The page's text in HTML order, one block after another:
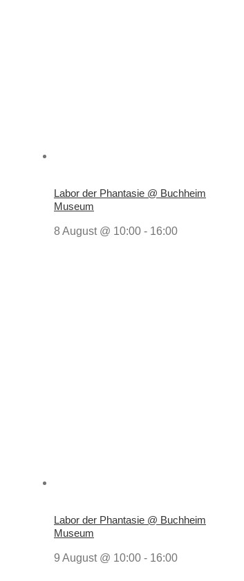
Labor der Phantasie @ Buchheim
Museum
8 August @ 10:00 - 16:00
Labor der Phantasie @ Buchheim
Museum
9 August @ 10:00 - 16:00